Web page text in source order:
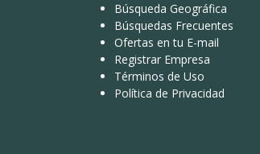
Búsqueda Geográfica
Búsquedas Frecuentes
Ofertas en tu E-mail
Registrar Empresa
Términos de Uso
Política de Privacidad